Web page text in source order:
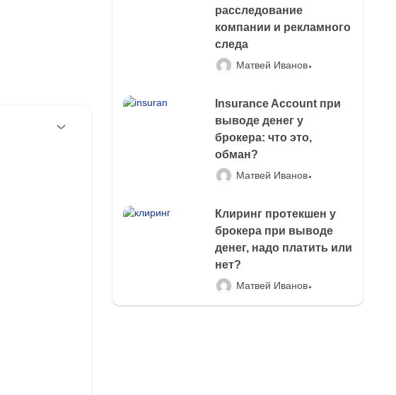
расследование
компании и рекламного
следа
Матвей Иванов
Insurance Account при
выводе денег у
брокера: что это,
обман?
Матвей Иванов
Клиринг протекшен у
брокера при выводе
денег, надо платить или
нет?
Матвей Иванов